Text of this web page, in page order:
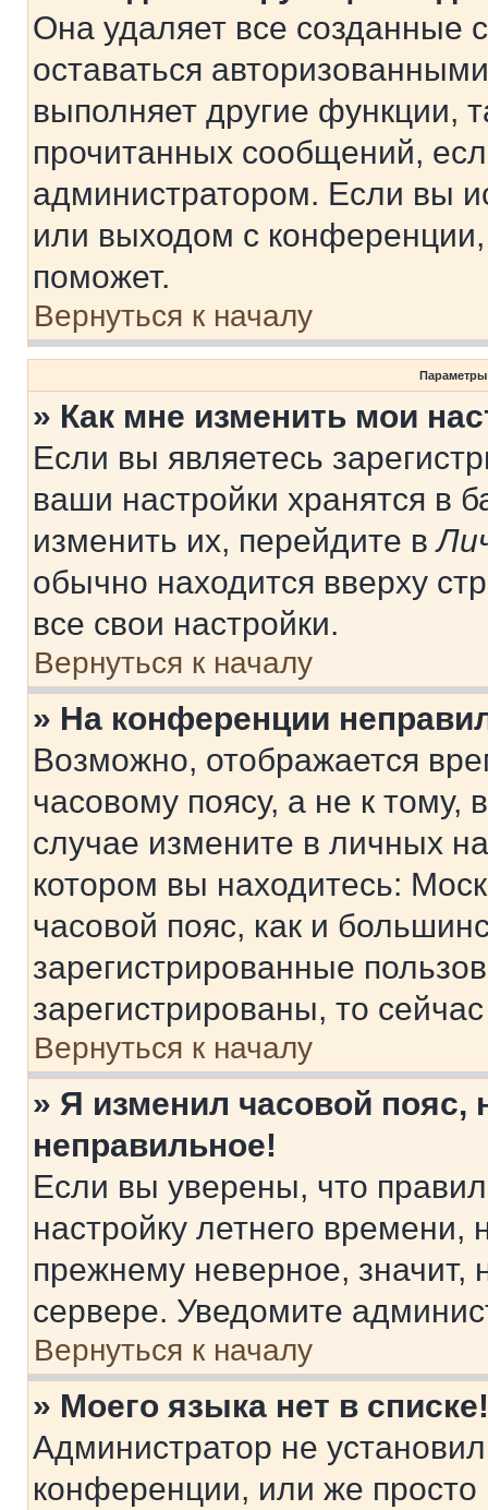
Она удаляет все созданные
оставаться
выполняет другие функции,
прочитанных сообщений,
администратором. Если вы
или выходом с
поможет.
Вернуться к началу
Параметры
» Как мне изменить мои
Если вы являетесь
ваши настройки хранятся в
изменить их, перейдите в
обычно находится вверху
все свои настройки.
Вернуться к началу
» На конференции
Возможно, отображается
часовому поясу, а не к тому,
случае измените в личных
котором вы находитесь:
часовой пояс, как и
зарегистрированные
зарегистрированы, то
Вернуться к началу
» Я изменил часовой пояс,
неправильное!
Если вы уверены, что
настройку летнего
прежнему неверное, значит,
сервере. Уведомите
Вернуться к началу
» Моего языка нет в списке!
Администратор не
конференции, или же